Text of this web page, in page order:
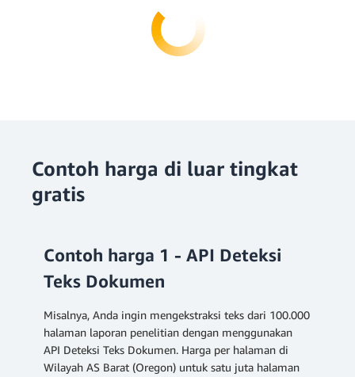
Contoh harga di luar tingkat
gratis
Contoh harga 1 - API Deteksi
Teks Dokumen
Misalnya, Anda ingin mengekstraksi teks dari 100.000
halaman laporan penelitian dengan menggunakan
API Deteksi Teks Dokumen. Harga per halaman di
Wilayah AS Barat (Oregon) untuk satu juta halaman